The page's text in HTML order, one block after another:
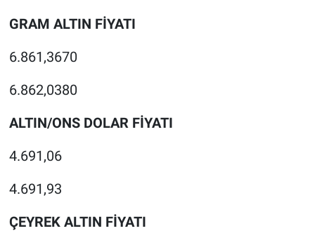
GRAM ALTIN FİYATI
6.861,3670
6.862,0380
ALTIN/ONS DOLAR FİYATI
4.691,06
4.691,93
ÇEYREK ALTIN FİYATI